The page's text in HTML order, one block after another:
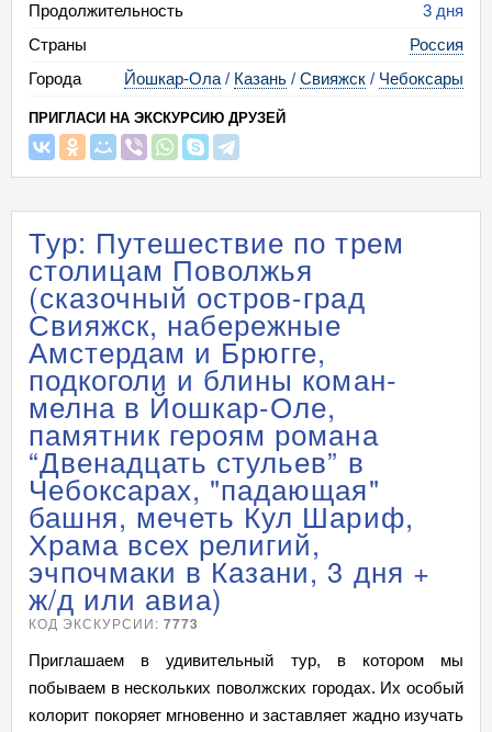
Продолжительность
3 дня
Страны
Россия
Города
Йошкар-Ола / Казань / Свияжск / Чебоксары
ПРИГЛАСИ НА ЭКСКУРСИЮ ДРУЗЕЙ
Тур: Путешествие по трем
столицам Поволжья
(сказочный остров-град
Свияжск, набережные
Амстердам и Брюгге,
подкоголи и блины коман-
мелна в Йошкар-Оле,
памятник героям романа
“Двенадцать стульев” в
Чебоксарах, "падающая"
башня, мечеть Кул Шариф,
Храма всех религий,
эчпочмаки в Казани, 3 дня +
ж/д или авиа)
КОД ЭКСКУРСИИ:7773
Приглашаем в удивительный тур, в котором мы
побываем в нескольких поволжских городах. Их особый
колорит покоряет мгновенно и заставляет жадно изучать